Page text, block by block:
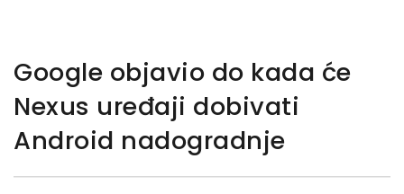
Google objavio do kada će
Nexus uređaji dobivati
Android nadogradnje